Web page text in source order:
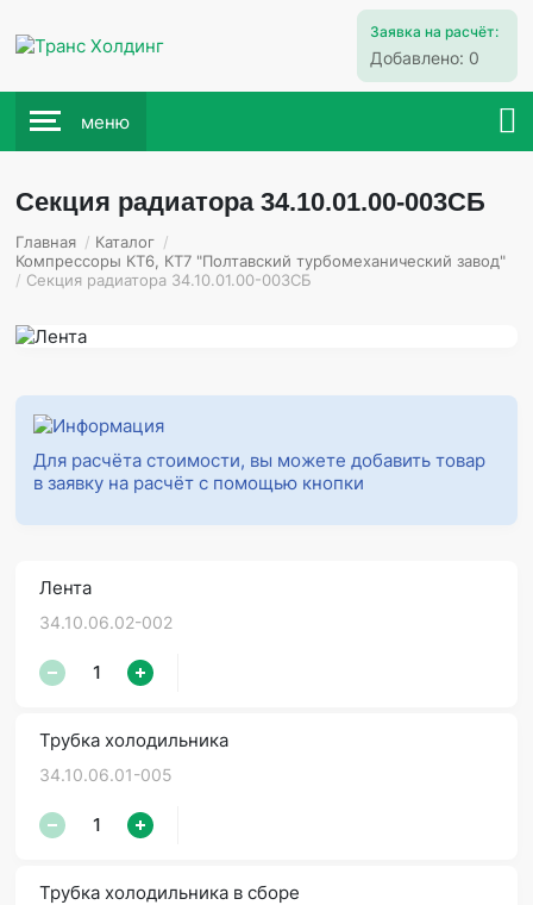
Заявка на расчёт:
Добавлено: 0
меню
Секция радиатора 34.10.01.00-003СБ
Главная / Каталог /
Компрессоры КТ6, КТ7 "Полтавский турбомеханический завод"
/ Секция радиатора 34.10.01.00-003СБ
Для расчёта стоимости, вы можете добавить товар
в заявку на расчёт с помощью кнопки
Лента
34.10.06.02-002
Трубка холодильника
34.10.06.01-005
Трубка холодильника в сборе